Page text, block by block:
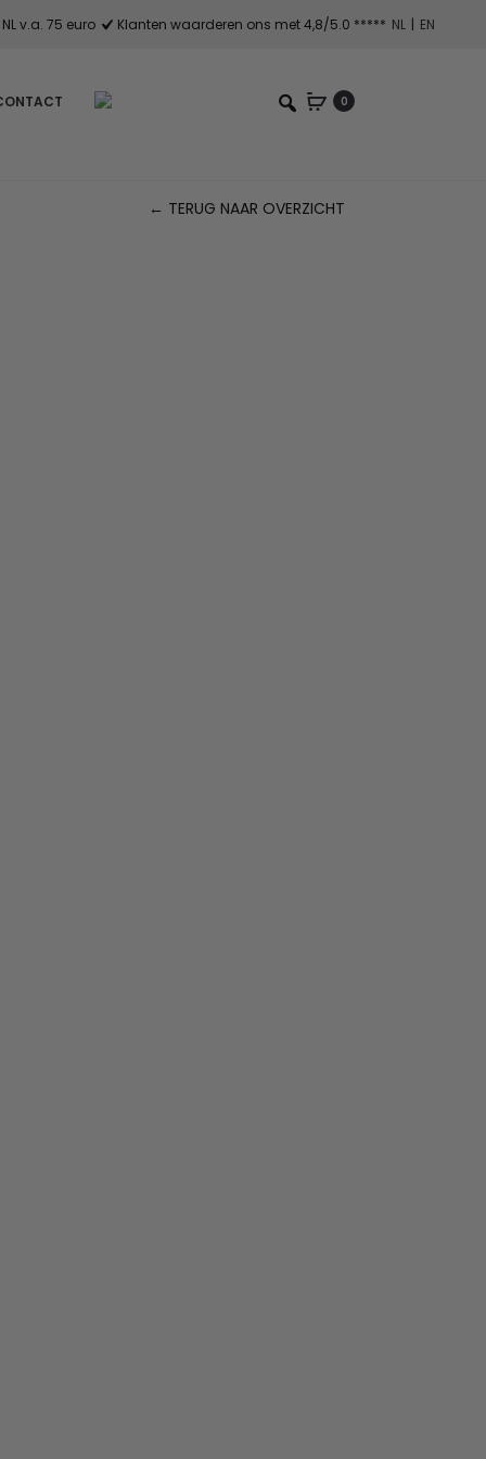
v.a. 75 euro Klanten waarderen ons met 4,8/5.0 ***** NL | EN
0
← TERUG NAAR OVERZICHT